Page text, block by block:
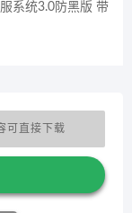
系统3.0防黑版 带
可直接下载